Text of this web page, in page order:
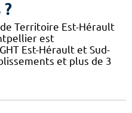
?
Territoire Est-Hérault
est
Est-Hérault et Sud-
et plus de 3